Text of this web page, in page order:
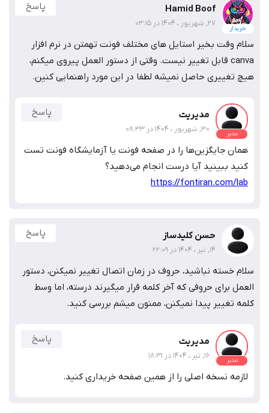
خریدار
Hamid Boof
27, شهریور ، 1404 در 03:15
پاسخ
سلام وقت بخیر استایل های مختلف فونت تهمتن در نرم افزار
canva قابل تغییر نیست. وقتی از دستور العمل پیروی میکنم،
هیچ تغییری حاصل نمیشه لطفا در این مورد راهنمایی کنین.
مدیر
مدیریت
30, شهریور ، 1404 در 08:33
پاسخ
همان جایگزین‌ها را در صفحه فونت یا آزمایشگاه فونت تست
کنید ببینید آیا درست انجام می‌دهید؟
https://fontiran.com/lab
حسن کلیدساز
14, تیر ، 1404 در 22:09
پاسخ
سلام خسته نباشید، حروف در زمان اتصال تغییر نمیکنن، دستور
العمل برای حروفی که آخر کلمه قرار میگیرند درسته، اما وسط
کلمه تغییر پیدا نمیکنن، ممنون میشم بررسی کنید.
مدیر
مدیریت
16, تیر ، 1404 در 18:31
پاسخ
لازمه نسخه اصلی را از همین صفحه خریداری کنید.